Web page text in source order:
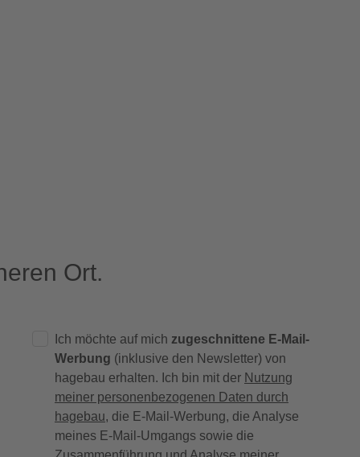
Ort.
Ich möchte auf mich zugeschnittene E-Mail-
Werbung (inklusive den Newsletter) von
hagebau erhalten. Ich bin mit der Nutzung
meiner personenbezogenen Daten durch
hagebau, die E-Mail-Werbung, die Analyse
meines E-Mail-Umgangs sowie die